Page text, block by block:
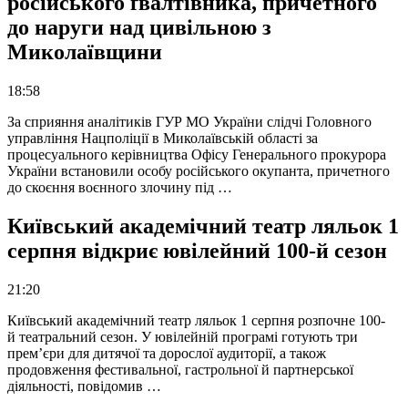
до наруги над цивільною з
Миколаївщини
18:58
За сприяння аналітиків ГУР МО України слідчі Головного
управління Нацполіції в Миколаївській області за
процесуального керівництва Офісу Генерального прокурора
України встановили особу російського окупанта, причетного
до скоєння воєнного злочину під …
Київський академічний театр ляльок 1
серпня відкриє ювілейний 100-й сезон
21:20
Київський академічний театр ляльок 1 серпня розпочне 100-
й театральний сезон. У ювілейній програмі готують три
прем’єри для дитячої та дорослої аудиторії, а також
продовження фестивальної, гастрольної й партнерської
діяльності, повідомив …